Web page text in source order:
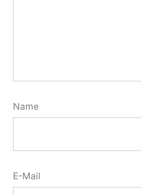
Name
E-Mail